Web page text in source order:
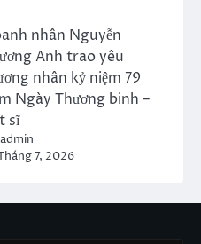
nhân Nguyễn
Anh trao yêu
nhân kỷ niệm 79
Ngày Thương binh –
sĩ
7, 2026